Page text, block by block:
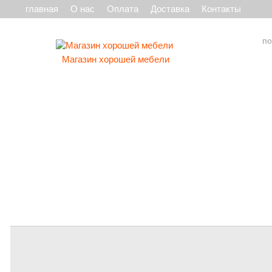
главная О нас Оплата Доставка Контакты
Магазин хорошей мебели